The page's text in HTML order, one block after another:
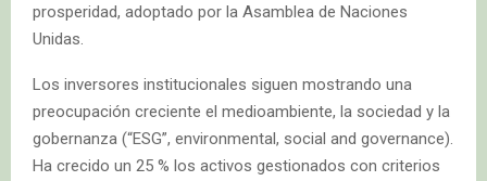
prosperidad, adoptado por la Asamblea de Naciones
Unidas.
Los inversores institucionales siguen mostrando una
preocupación creciente el medioambiente, la sociedad y la
gobernanza (“ESG”, environmental, social and governance).
Ha crecido un 25 % los activos gestionados con criterios